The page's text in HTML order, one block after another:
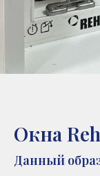
Окна
Данный